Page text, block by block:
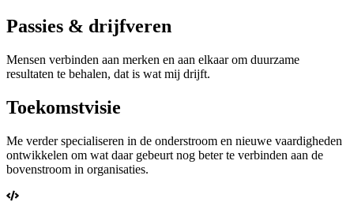
Passies & drijfveren
Mensen verbinden aan merken en aan elkaar om duurzame
resultaten te behalen, dat is wat mij drijft.
Toekomstvisie
Me verder specialiseren in de onderstroom en nieuwe vaardigheden
ontwikkelen om wat daar gebeurt nog beter te verbinden aan de
bovenstroom in organisaties.